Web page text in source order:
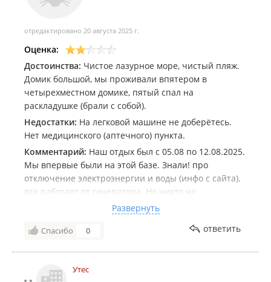
отредактировано 20 августа 2025 г.
Оценка:
Достоинства: Чистое лазурное море, чистый пляж.
Домик большой, мы проживали впятером в
четырехместном домике, пятый спал на
раскладушке (брали с собой).
Недостатки: На легковой машине не доберётесь.
Нет медицинского (аптечного) пункта.
Комментарий: Наш отдых был с 05.08 по 12.08.2025.
Мы впервые были на этой базе. Знали! про
отключение электроэнергии и воды (инфо с сайта),
все работает от генератора. Но никто не
предупредил о неадекватном поведении директора
соседней базы *** Виктора Юрьевича, который был
вечерами постоянно в нетрезвом состоянии и если
всю базу от электричества. Отдыхающие
Развернуть
Спасибо 0 ответить
Утес